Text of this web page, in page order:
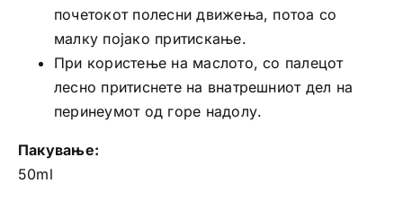
почетокот полесни движења, потоа со
малку појако притискање.
При користење на маслото, со палецот
лесно притиснете на внатрешниот дел на
перинеумот од горе надолу.
Пакување:
50ml